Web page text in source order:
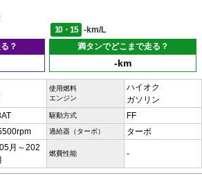
10・15
-km/L
？
満タンでどこまで走る？
-km
使用燃料
エンジン
ハイオク
ガソリン
駆動方式 FF
過給器（ターボ） ターボ
月～202
燃費性能 -